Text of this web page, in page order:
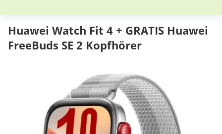
Huawei Watch Fit 4 + GRATIS Huawei
FreeBuds SE 2 Kopfhörer